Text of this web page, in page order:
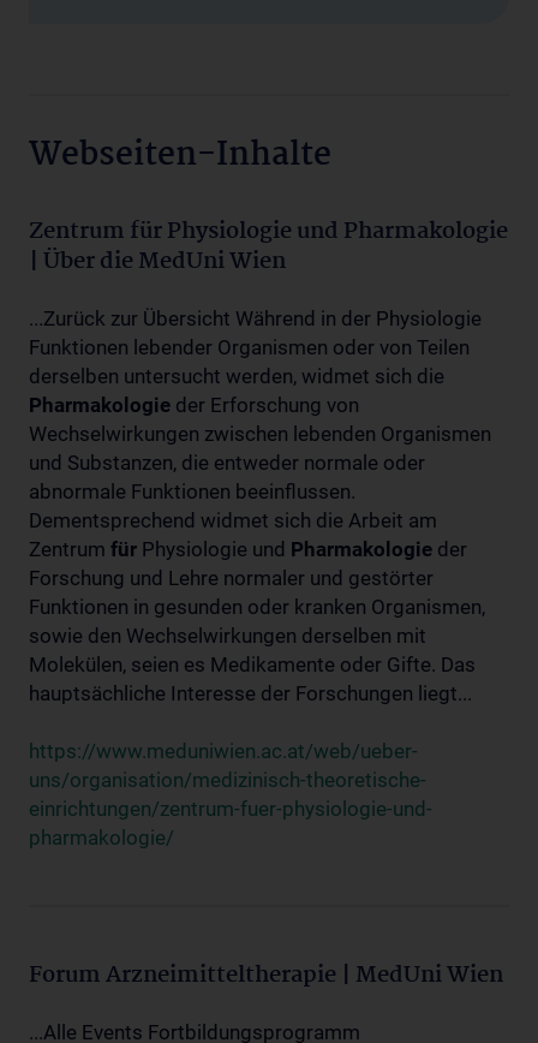
Webseiten-Inhalte
Zentrum für Physiologie und Pharmakologie
| Über die MedUni Wien
...Zurück zur Übersicht Während in der Physiologie
Funktionen lebender Organismen oder von Teilen
derselben untersucht werden, widmet sich die
Pharmakologie der Erforschung von
Wechselwirkungen zwischen lebenden Organismen
und Substanzen, die entweder normale oder
abnormale Funktionen beeinflussen.
Dementsprechend widmet sich die Arbeit am
Zentrum für Physiologie und Pharmakologie der
Forschung und Lehre normaler und gestörter
Funktionen in gesunden oder kranken Organismen,
sowie den Wechselwirkungen derselben mit
Molekülen, seien es Medikamente oder Gifte. Das
hauptsächliche Interesse der Forschungen liegt...
https://www.meduniwien.ac.at/web/ueber-
uns/organisation/medizinisch-theoretische-
einrichtungen/zentrum-fuer-physiologie-und-
pharmakologie/
Forum Arzneimitteltherapie | MedUni Wien
...Alle Events Fortbildungsprogramm